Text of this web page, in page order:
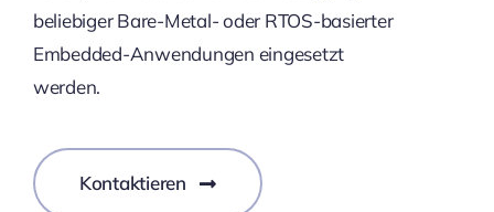
beliebiger Bare-Metal- oder RTOS-basierter
Embedded-Anwendungen eingesetzt
werden.
Kontaktieren